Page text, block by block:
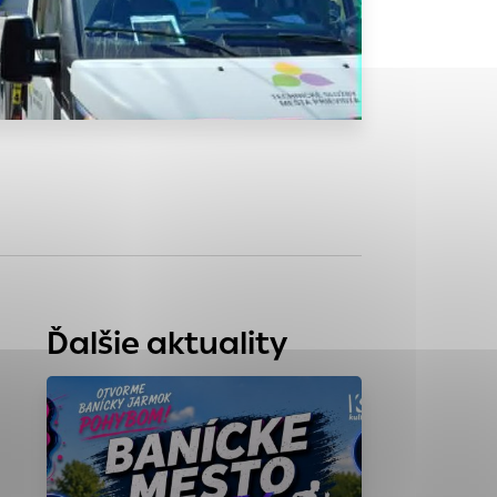
Ďalšie aktuality
uplatniteľnými
oblastiam
dáta sa zbierajú